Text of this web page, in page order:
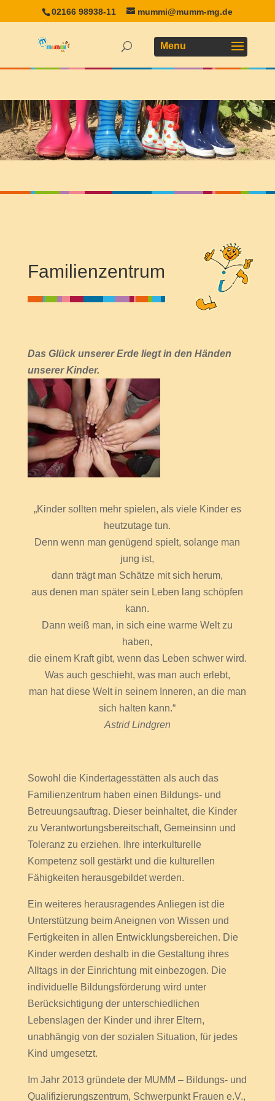
02166 98938-11 mummi@mumm-mg.de
Familienzentrum
Das Glück unserer Erde liegt in den Händen
unserer Kinder.
„Kinder sollten mehr spielen, als viele Kinder es
heutzutage tun.
Denn wenn man genügend spielt, solange man
jung ist,
dann trägt man Schätze mit sich herum,
aus denen man später sein Leben lang schöpfen
kann.
Dann weiß man, in sich eine warme Welt zu
haben,
die einem Kraft gibt, wenn das Leben schwer wird.
Was auch geschieht, was man auch erlebt,
man hat diese Welt in seinem Inneren, an die man
sich halten kann.“
Astrid Lindgren
Sowohl die Kindertagesstätten als auch das
Familienzentrum haben einen Bildungs- und
Betreuungsauftrag. Dieser beinhaltet, die Kinder
zu Verantwortungsbereitschaft, Gemeinsinn und
Toleranz zu erziehen. Ihre interkulturelle
Kompetenz soll gestärkt und die kulturellen
Fähigkeiten herausgebildet werden.
Ein weiteres herausragendes Anliegen ist die
Unterstützung beim Aneignen von Wissen und
Fertigkeiten in allen Entwicklungsbereichen. Die
Kinder werden deshalb in die Gestaltung ihres
Alltags in der Einrichtung mit einbezogen. Die
individuelle Bildungsförderung wird unter
Berücksichtigung der unterschiedlichen
Lebenslagen der Kinder und ihrer Eltern,
unabhängig von der sozialen Situation, für jedes
Kind umgesetzt.
Im Jahr 2013 gründete der MUMM – Bildungs- und
Qualifizierungszentrum, Schwerpunkt Frauen e.V.,